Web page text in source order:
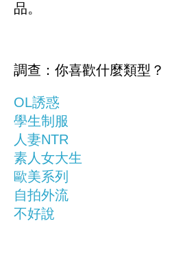
品。
調查：你喜歡什麼類型？
OL誘惑
學生制服
人妻NTR
素人女大生
歐美系列
自拍外流
不好說